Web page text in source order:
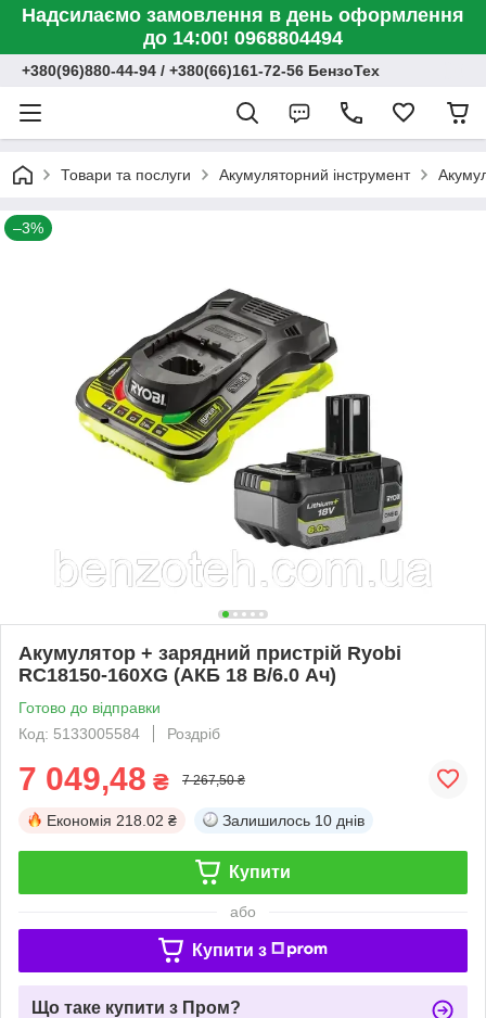
Надсилаємо замовлення в день оформлення
до 14:00! 0968804494
+380(96)880-44-94 / +380(66)161-72-56 БензоТех
Товари та послуги Акумуляторний інструмент
–3%
Акумулятор + зарядний пристрій Ryobi
RC18150-160XG (АКБ 18 В/6.0 Ач)
Готово до відправки
Код: 5133005584
Роздріб
7 049,48 ₴ 7 267,50 ₴
Економія 218.02 ₴ Залишилось 10 днів
Купити
або
Купити з
Що таке купити з Пром?